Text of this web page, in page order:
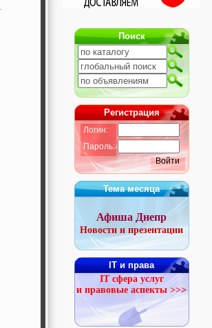
Поиск
Регистрация
Логин:
Пароль:
Войти
Тема месяца
Афиша Днепр
Новости и презентации
IT и права
IT сфера услуг
и правовые аспекты >>>